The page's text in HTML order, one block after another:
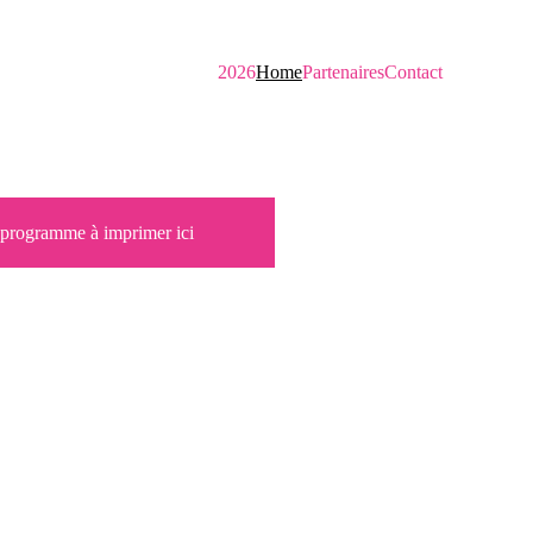
2026HomePartenairesContact
à imprimer ici